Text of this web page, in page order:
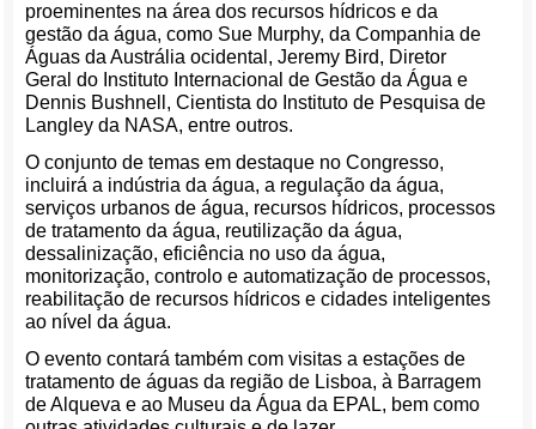
proeminentes na área dos recursos hídricos e da
gestão da água, como Sue Murphy, da Companhia de
Águas da Austrália ocidental, Jeremy Bird, Diretor
Geral do Instituto Internacional de Gestão da Água e
Dennis Bushnell, Cientista do Instituto de Pesquisa de
Langley da NASA, entre outros.
O conjunto de temas em destaque no Congresso,
incluirá a indústria da água, a regulação da água,
serviços urbanos de água, recursos hídricos, processos
de tratamento da água, reutilização da água,
dessalinização, eficiência no uso da água,
monitorização, controlo e automatização de processos,
reabilitação de recursos hídricos e cidades inteligentes
ao nível da água.
O evento contará também com visitas a estações de
tratamento de águas da região de Lisboa, à Barragem
de Alqueva e ao Museu da Água da EPAL, bem como